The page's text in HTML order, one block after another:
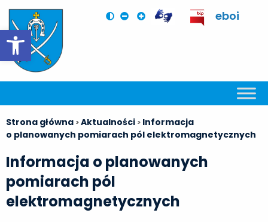
Otwórz pasek narzędzi
eboi
Strona główna >Aktualności > Informacja
o planowanych pomiarach pól elektromagnetycznych
Informacja o planowanych
pomiarach pól
elektromagnetycznych